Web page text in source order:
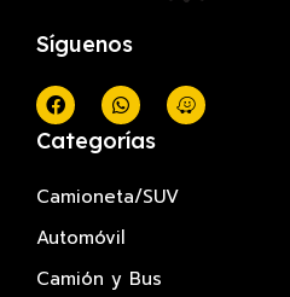
Síguenos
Categorías
Camioneta/SUV
Automóvil
Camión y Bus